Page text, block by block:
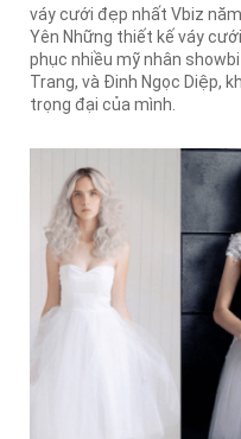
váy cưới đẹp nhất Vbiz
Yên Những thiết kế váy
phục nhiều mỹ nhân
Trang, và Đinh Ngọc Diệp,
trọng đại của mình.